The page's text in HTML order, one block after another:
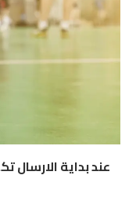
عند بداية الارسال